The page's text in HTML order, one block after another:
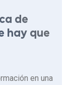
de
hay que
en una